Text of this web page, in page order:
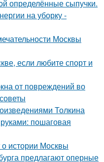
определённые сыпучки.
на уборку -
Москвы
если любите спорт и
от повреждений во
Толкина
пошаговая
истории Москвы
предлагают оперные